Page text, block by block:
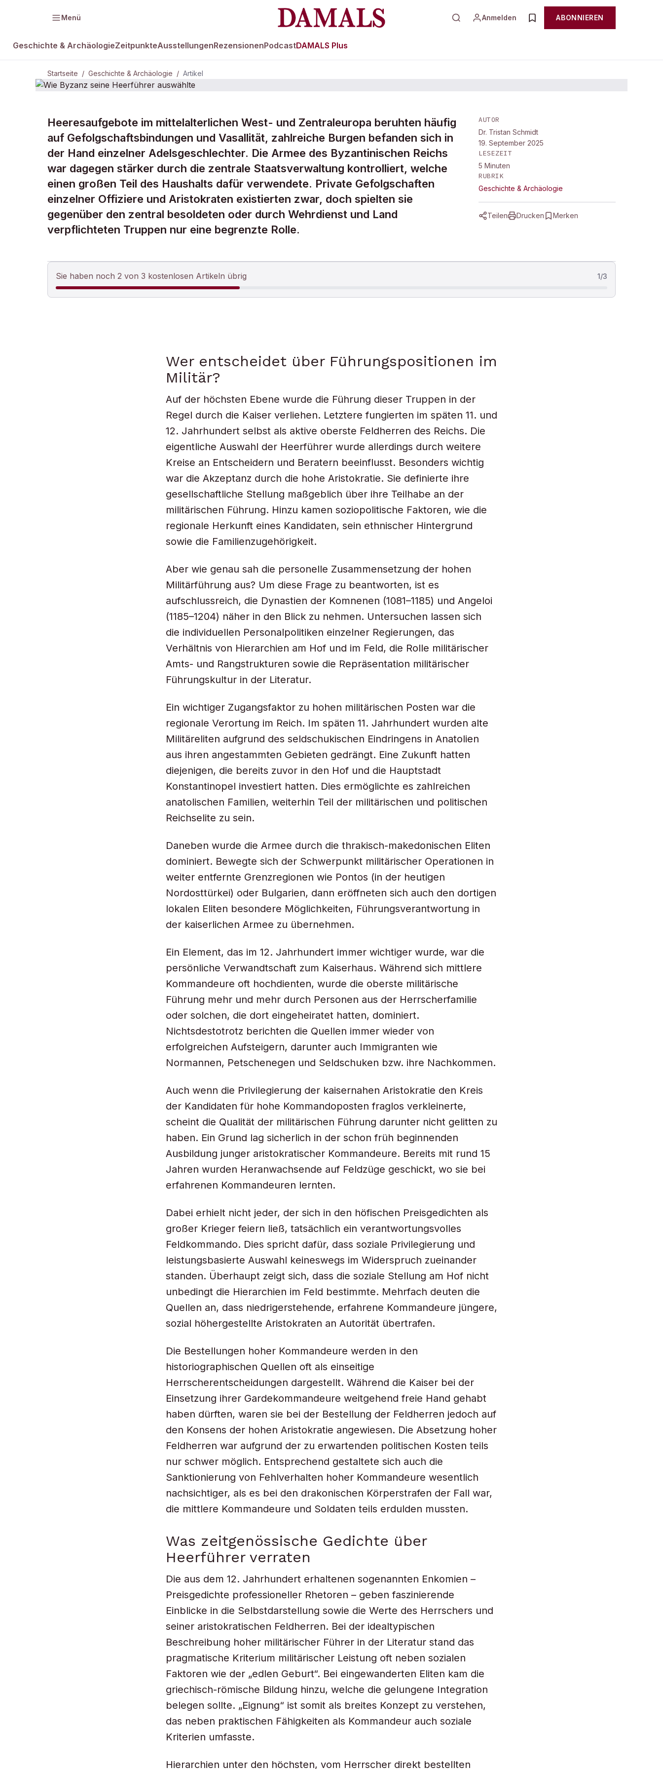
Menü Anmelden ABONNIEREN
Geschichte & ArchäologieZeitpunkteAusstellungenRezensionenPodcastDAMALS Plus
Startseite / Geschichte & Archäologie / Artikel
DAMALS PlusGESCHICHTE & ARCHÄOLOGIE
Wie Byzanz seine Heerführer
auswählte
Heeresaufgebote im mittelalterlichen West- und Zentraleuropa beruhten häufig
auf Gefolgschaftsbindungen und Vasallität, zahlreiche Burgen befanden sich in
der Hand einzelner Adelsgeschlechter. Die Armee des Byzantinischen Reichs
war dagegen stärker durch die zentrale Staatsverwaltung kontrolliert, welche
einen großen Teil des Haushalts dafür verwendete. Private Gefolgschaften
einzelner Offiziere und Aristokraten existierten zwar, doch spielten sie
gegenüber den zentral besoldeten oder durch Wehrdienst und Land
verpflichteten Truppen nur eine begrenzte Rolle.
AUTOR
Dr. Tristan Schmidt
19. September 2025
LESEZEIT
5 Minuten
RUBRIK
Geschichte & Archäologie
Teilen Drucken Merken
Sie haben noch 2 von 3 kostenlosen Artikeln übrig 1/3
Wer entscheidet über Führungspositionen im
Militär?
Auf der höchsten Ebene wurde die Führung dieser Truppen in der
Regel durch die Kaiser verliehen. Letztere fungierten im späten 11. und
12. Jahrhundert selbst als aktive oberste Feldherren des Reichs. Die
eigentliche Auswahl der Heerführer wurde allerdings durch weitere
Kreise an Entscheidern und Beratern beeinflusst. Besonders wichtig
war die Akzeptanz durch die hohe Aristokratie. Sie definierte ihre
gesellschaftliche Stellung maßgeblich über ihre Teilhabe an der
militärischen Führung. Hinzu kamen soziopolitische Faktoren, wie die
regionale Herkunft eines Kandidaten, sein ethnischer Hintergrund
sowie die Familienzugehörigkeit.
Aber wie genau sah die personelle Zusammensetzung der hohen
Militärführung aus? Um diese Frage zu beantworten, ist es
aufschlussreich, die Dynastien der Komnenen (1081–1185) und Angeloi
(1185–1204) näher in den Blick zu nehmen. Untersuchen lassen sich
die individuellen Personalpolitiken einzelner Regierungen, das
Verhältnis von Hierarchien am Hof und im Feld, die Rolle militärischer
Amts- und Rangstrukturen sowie die Repräsentation militärischer
Führungskultur in der Literatur.
Ein wichtiger Zugangsfaktor zu hohen militärischen Posten war die
regionale Verortung im Reich. Im späten 11. Jahrhundert wurden alte
Militäreliten aufgrund des seldschukischen Eindringens in Anatolien
aus ihren angestammten Gebieten gedrängt. Eine Zukunft hatten
diejenigen, die bereits zuvor in den Hof und die Hauptstadt
Konstantinopel investiert hatten. Dies ermöglichte es zahlreichen
anatolischen Familien, weiterhin Teil der militärischen und politischen
Reichselite zu sein.
Daneben wurde die Armee durch die thrakisch-makedonischen Eliten
dominiert. Bewegte sich der Schwerpunkt militärischer Operationen in
weiter entfernte Grenzregionen wie Pontos (in der heutigen
Nordosttürkei) oder Bulgarien, dann eröffneten sich auch den dortigen
lokalen Eliten besondere Möglichkeiten, Führungsverantwortung in
der kaiserlichen Armee zu übernehmen.
Ein Element, das im 12. Jahrhundert immer wichtiger wurde, war die
persönliche Verwandtschaft zum Kaiserhaus. Während sich mittlere
Kommandeure oft hochdienten, wurde die oberste militärische
Führung mehr und mehr durch Personen aus der Herrscherfamilie
oder solchen, die dort eingeheiratet hatten, dominiert.
Nichtsdestotrotz berichten die Quellen immer wieder von
erfolgreichen Aufsteigern, darunter auch Immigranten wie
Normannen, Petschenegen und Seldschuken bzw. ihre Nachkommen.
Auch wenn die Privilegierung der kaisernahen Aristokratie den Kreis
der Kandidaten für hohe Kommandoposten fraglos verkleinerte,
scheint die Qualität der militärischen Führung darunter nicht gelitten zu
haben. Ein Grund lag sicherlich in der schon früh beginnenden
Ausbildung junger aristokratischer Kommandeure. Bereits mit rund 15
Jahren wurden Heranwachsende auf Feldzüge geschickt, wo sie bei
erfahrenen Kommandeuren lernten.
Dabei erhielt nicht jeder, der sich in den höfischen Preisgedichten als
großer Krieger feiern ließ, tatsächlich ein verantwortungsvolles
Feldkommando. Dies spricht dafür, dass soziale Privilegierung und
leistungsbasierte Auswahl keineswegs im Widerspruch zueinander
standen. Überhaupt zeigt sich, dass die soziale Stellung am Hof nicht
unbedingt die Hierarchien im Feld bestimmte. Mehrfach deuten die
Quellen an, dass niedrigerstehende, erfahrene Kommandeure jüngere,
sozial höhergestellte Aristokraten an Autorität übertrafen.
Die Bestellungen hoher Kommandeure werden in den
historiographischen Quellen oft als einseitige
Herrscherentscheidungen dargestellt. Während die Kaiser bei der
Einsetzung ihrer Gardekommandeure weitgehend freie Hand gehabt
haben dürften, waren sie bei der Bestellung der Feldherren jedoch auf
den Konsens der hohen Aristokratie angewiesen. Die Absetzung hoher
Feldherren war aufgrund der zu erwartenden politischen Kosten teils
nur schwer möglich. Entsprechend gestaltete sich auch die
Sanktionierung von Fehlverhalten hoher Kommandeure wesentlich
nachsichtiger, als es bei den drakonischen Körperstrafen der Fall war,
die mittlere Kommandeure und Soldaten teils erdulden mussten.
Was zeitgenössische Gedichte über
Heerführer verraten
Die aus dem 12. Jahrhundert erhaltenen sogenannten Enkomien –
Preisgedichte professioneller Rhetoren – geben faszinierende
Einblicke in die Selbstdarstellung sowie die Werte des Herrschers und
seiner aristokratischen Feldherren. Bei der idealtypischen
Beschreibung hoher militärischer Führer in der Literatur stand das
pragmatische Kriterium militärischer Leistung oft neben sozialen
Faktoren wie der „edlen Geburt“. Bei eingewanderten Eliten kam die
griechisch-römische Bildung hinzu, welche die gelungene Integration
belegen sollte. „Eignung“ ist somit als breites Konzept zu verstehen,
das neben praktischen Fähigkeiten als Kommandeur auch soziale
Kriterien umfasste.
Hierarchien unter den höchsten, vom Herrscher direkt bestellten